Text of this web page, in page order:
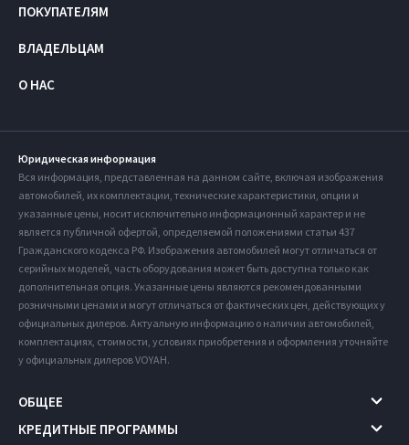
ПОКУПАТЕЛЯМ
ВЛАДЕЛЬЦАМ
О НАС
Юридическая информация
Вся информация, представленная на данном сайте, включая изображения
автомобилей, их комплектации, технические характеристики, опции и
указанные цены, носит исключительно информационный характер и не
является публичной офертой, определяемой положениями статьи 437
Гражданского кодекса РФ. Изображения автомобилей могут отличаться от
серийных моделей, часть оборудования может быть доступна только как
дополнительная опция. Указанные цены являются рекомендованными
розничными ценами и могут отличаться от фактических цен, действующих у
официальных дилеров. Актуальную информацию о наличии автомобилей,
комплектациях, стоимости, условиях приобретения и оформления уточняйте
у официальных дилеров VOYAH.
ОБЩЕЕ
КРЕДИТНЫЕ ПРОГРАММЫ